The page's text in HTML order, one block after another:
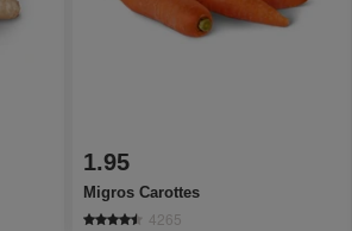
1.95
Migros Carottes
4265